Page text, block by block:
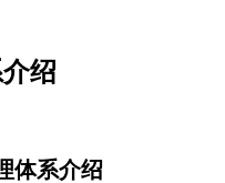
绍
体系介绍